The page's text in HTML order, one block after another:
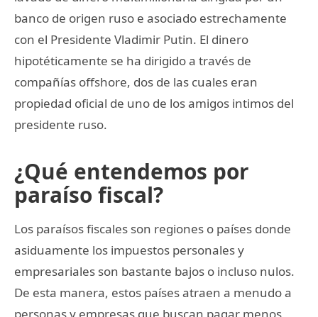
banco de origen ruso e asociado estrechamente
con el Presidente Vladimir Putin. El dinero
hipotéticamente se ha dirigido a través de
compañías offshore, dos de las cuales eran
propiedad oficial de uno de los amigos intimos del
presidente ruso.
¿Qué entendemos por
paraíso fiscal?
Los paraísos fiscales son regiones o países donde
asiduamente los impuestos personales y
empresariales son bastante bajos o incluso nulos.
De esta manera, estos países atraen a menudo a
personas y empresas que buscan pagar menos